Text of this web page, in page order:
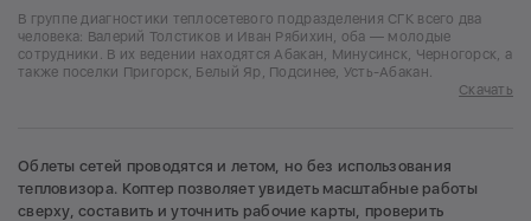
В группе диагностики теплосетевого подразделения СГК всего два
человека: Валерий Толстиков и Иван Рябихин, оба — молодые
сотрудники. В их ведении находятся Абакан, Минусинск, Черногорск, а
также поселки Пригорск, Белый Яр, Подсинее, Усть-Абакан.
Скачать
Облеты сетей проводятся и летом, но без использования
тепловизора. Коптер позволяет увидеть масштабные работы
сверху, составить и уточнить рабочие карты, проверить